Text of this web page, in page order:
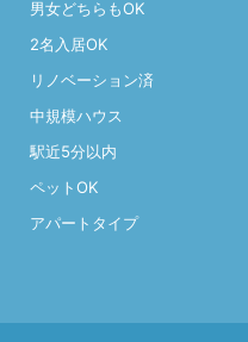
男女どちらもOK
2名入居OK
リノベーション済
中規模ハウス
駅近5分以内
ペットOK
アパートタイプ